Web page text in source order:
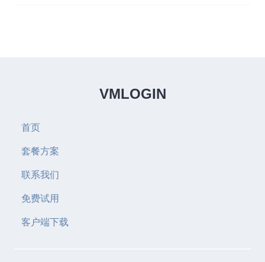
VMLOGIN
首页
套餐方案
联系我们
免费试用
客户端下载